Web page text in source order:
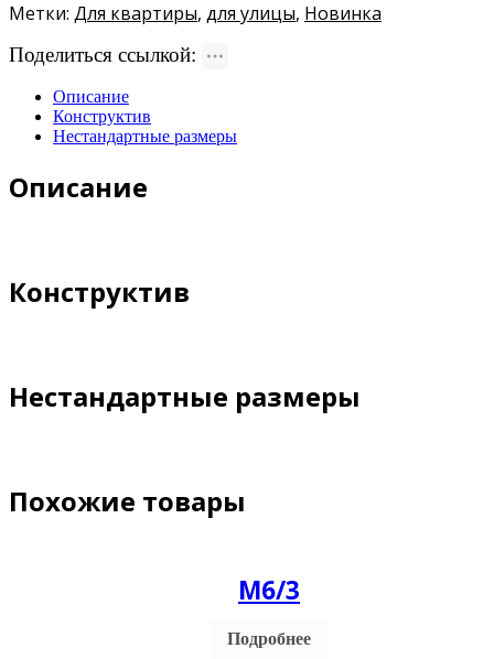
Метки: Для квартиры, для улицы, Новинка
Поделиться ссылкой:
Описание
Конструктив
Нестандартные размеры
Описание
Конструктив
Нестандартные размеры
Похожие товары
М6/3
Подробнее